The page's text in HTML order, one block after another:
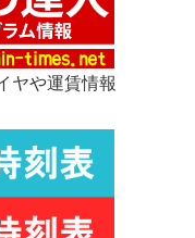
ヤや運賃情報